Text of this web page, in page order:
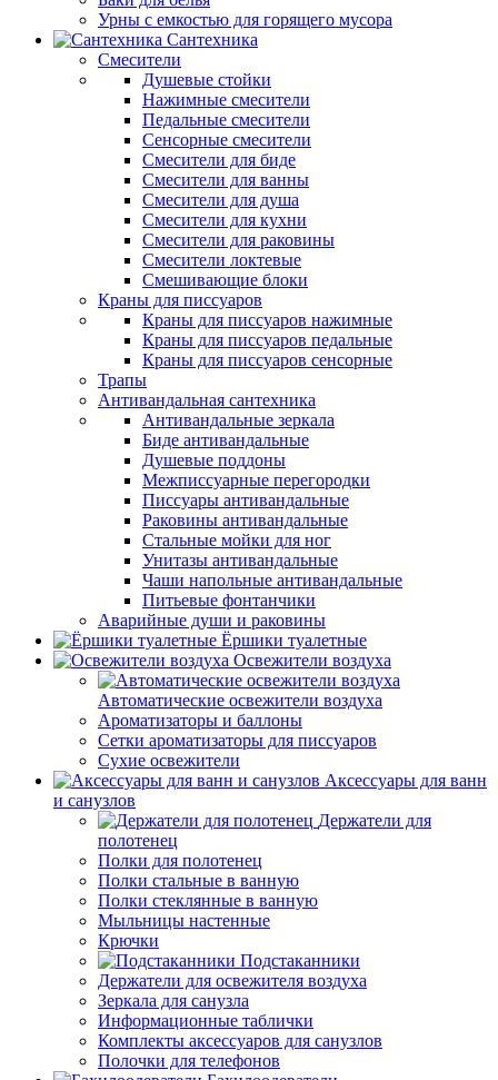
Урны с емкостью для горящего мусора
Сантехника
Смесители
Душевые стойки
Нажимные смесители
Педальные смесители
Сенсорные смесители
Смесители для биде
Смесители для ванны
Смесители для душа
Смесители для кухни
Смесители для раковины
Смесители локтевые
Смешивающие блоки
Краны для писсуаров
Краны для писсуаров нажимные
Краны для писсуаров педальные
Краны для писсуаров сенсорные
Трапы
Антивандальная сантехника
Антивандальные зеркала
Биде антивандальные
Душевые поддоны
Межписсуарные перегородки
Писсуары антивандальные
Раковины антивандальные
Стальные мойки для ног
Унитазы антивандальные
Чаши напольные антивандальные
Питьевые фонтанчики
Аварийные души и раковины
Ёршики туалетные
Освежители воздуха
Автоматические освежители воздуха
Ароматизаторы и баллоны
Сетки ароматизаторы для писсуаров
Сухие освежители
Аксессуары для ванн
и санузлов
Держатели для
полотенец
Полки для полотенец
Полки стальные в ванную
Полки стеклянные в ванную
Мыльницы настенные
Крючки
Подстаканники
Держатели для освежителя воздуха
Зеркала для санузла
Информационные таблички
Комплекты аксессуаров для санузлов
Полочки для телефонов